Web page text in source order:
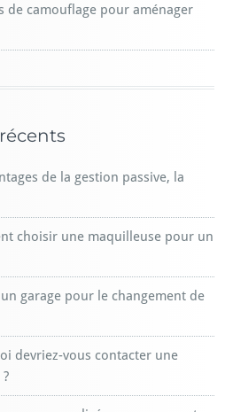
de camouflage pour aménager
de la gestion passive, la
choisir une maquilleuse pour un
garage pour le changement de
devriez-vous contacter une